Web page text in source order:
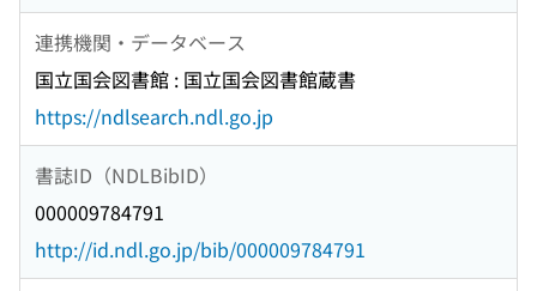
連携機関・データベース
国立国会図書館 : 国立国会図書館蔵書
https://ndlsearch.ndl.go.jp
書誌ID（NDLBibID）
000009784791
http://id.ndl.go.jp/bib/000009784791